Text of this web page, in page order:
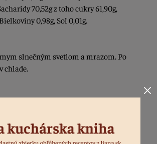
70,52g z toho cukry 61,90g,
0,98g, Soľ 0,01g.
slnečným svetlom a mrazom. Po
chlade.